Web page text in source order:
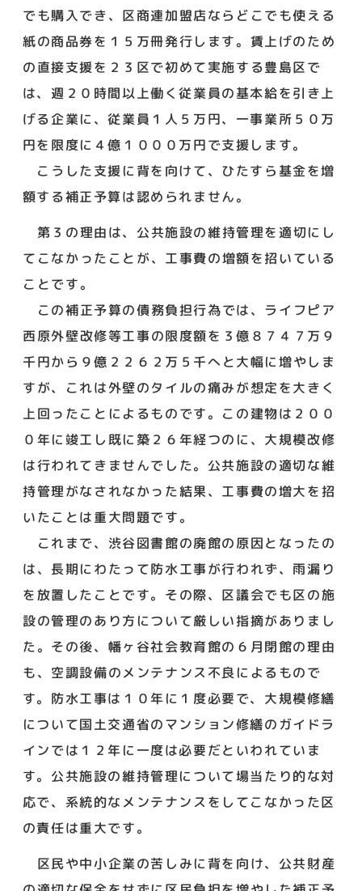
でも購入でき、区商連加盟店ならどこでも使える
紙の商品券を１５万冊発行します。賃上げのため
の直接支援を２３区で初めて実施する豊島区で
は、週２０時間以上働く従業員の基本給を引き上
げる企業に、従業員１人５万円、一事業所５０万
円を限度に４億１０００万円で支援します。
こうした支援に背を向けて、ひたすら基金を増
額する補正予算は認められません。
第３の理由は、公共施設の維持管理を適切にし
てこなかったことが、工事費の増額を招いている
ことです。
この補正予算の債務負担行為では、ライフピア
西原外壁改修等工事の限度額を３億８７４７万９
千円から９億２２６２万５千へと大幅に増やしま
すが、これは外壁のタイルの痛みが想定を大きく
上回ったことによるものです。この建物は２００
０年に竣工し既に築２６年経つのに、大規模改修
は行われてきませんでした。公共施設の適切な維
持管理がなされなかった結果、工事費の増大を招
いたことは重大問題です。
これまで、渋谷図書館の廃館の原因となったの
は、長期にわたって防水工事が行われず、雨漏り
を放置したことです。その際、区議会でも区の施
設の管理のあり方について厳しい指摘がありまし
た。その後、幡ヶ谷社会教育館の６月閉館の理由
も、空調設備のメンテナンス不良によるもので
す。防水工事は１０年に１度必要で、大規模修繕
について国土交通省のマンション修繕のガイドラ
インでは１２年に一度は必要だといわれていま
す。公共施設の維持管理について場当たり的な対
応で、系統的なメンテナンスをしてこなかった区
の責任は重大です。
区民や中小企業の苦しみに背を向け、公共財産